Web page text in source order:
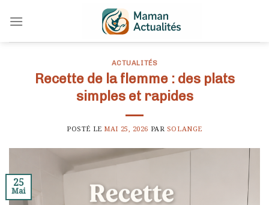
ACTUALITÉS
Recette de la flemme : des plats
simples et rapides
POSTÉ LE MAI 25, 2026 PAR SOLANGE
25
Mai